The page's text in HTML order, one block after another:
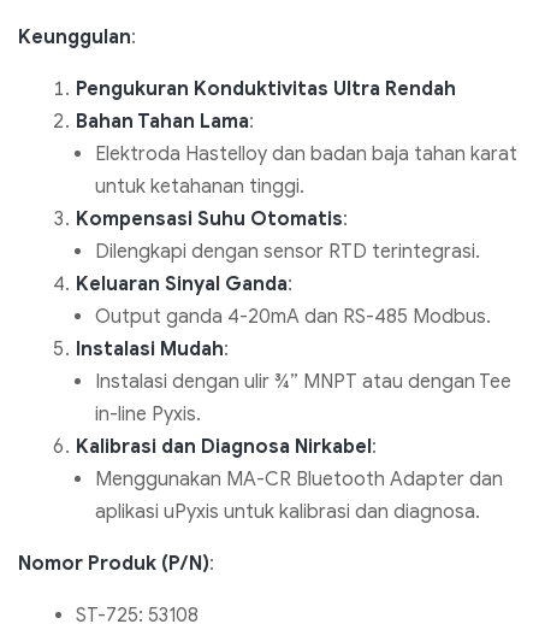
Keunggulan:
Pengukuran Konduktivitas Ultra Rendah
Bahan Tahan Lama:
Elektroda Hastelloy dan badan baja tahan karat
untuk ketahanan tinggi.
Kompensasi Suhu Otomatis:
Dilengkapi dengan sensor RTD terintegrasi.
Keluaran Sinyal Ganda:
Output ganda 4-20mA dan RS-485 Modbus.
Instalasi Mudah:
Instalasi dengan ulir ¾” MNPT atau dengan Tee
in-line Pyxis.
Kalibrasi dan Diagnosa Nirkabel:
Menggunakan MA-CR Bluetooth Adapter dan
aplikasi uPyxis untuk kalibrasi dan diagnosa.
Nomor Produk (P/N):
ST-725: 53108